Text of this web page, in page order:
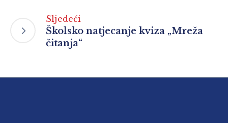
Sljedeći
Školsko natjecanje kviza „Mreža
čitanja“